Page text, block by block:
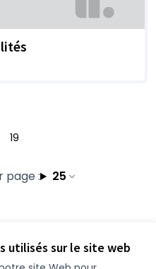
utilisés sur le site web
page : 25
19